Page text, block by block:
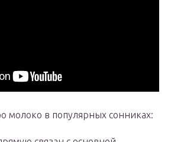
молоко в популярных сонниках: